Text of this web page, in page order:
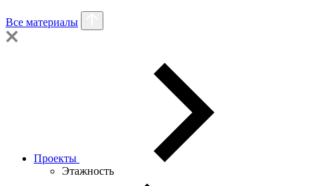
Все материалы
Проекты
Этажность